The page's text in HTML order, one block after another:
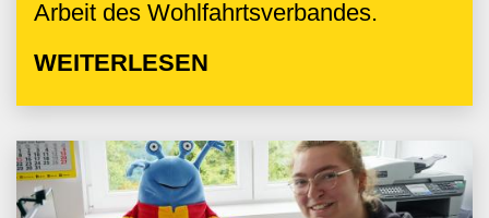
Arbeit des Wohlfahrtsverbandes.
WEITERLESEN